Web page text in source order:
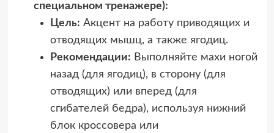
специальном тренажере):
Цель: Акцент на работу приводящих и
отводящих мышц, а также ягодиц.
Рекомендации: Выполняйте махи ногой
назад (для ягодиц), в сторону (для
отводящих) или вперед (для
сгибателей бедра), используя нижний
блок кроссовера или